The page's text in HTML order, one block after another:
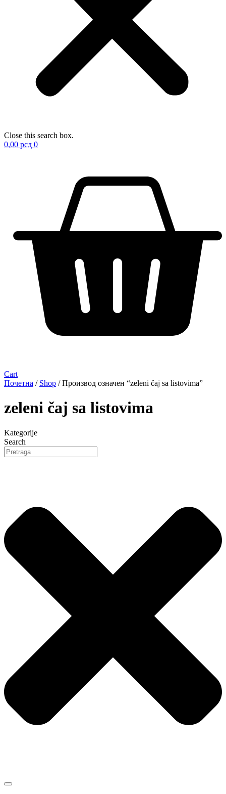
Close this search box.
0,00 рсд 0
Cart
Почетна / Shop / Производ oзначен “zeleni čaj sa listovima”
zeleni čaj sa listovima
Kategorije
Search